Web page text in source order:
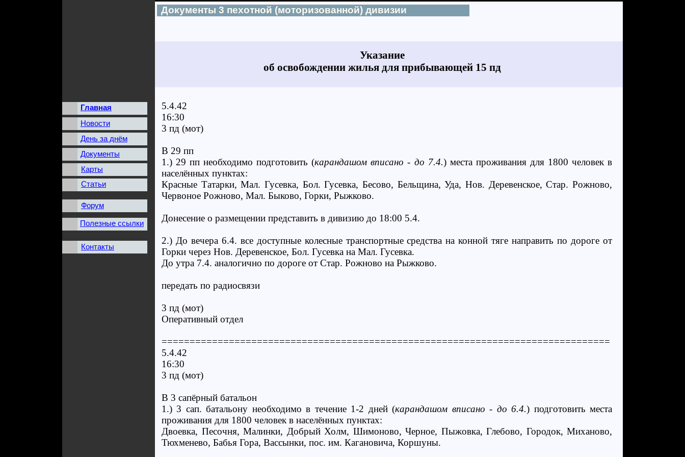
Главная
Новости
День за днём
Документы
Карты
Статьи
Форум
Полезные ссылки
Контакты
Документы 3 пехотной (моторизованной) дивизии
Указание
об освобождении жилья для прибывающей 15 пд
5.4.42
16:30
3 пд (мот)
В 29 пп
1.) 29 пп необходимо подготовить (карандашом вписано - до 7.4.) места проживания для 1800 человек в
населённых пунктах:
Красные Татарки, Мал. Гусевка, Бол. Гусевка, Бесово, Бельщина, Уда, Нов. Деревенское, Стар. Рожново,
Червоное Рожново, Мал. Быково, Горки, Рыжково.
Донесение о размещении представить в дивизию до 18:00 5.4.
2.) До вечера 6.4. все доступные колесные транспортные средства на конной тяге направить по дороге от
Горки через Нов. Деревенское, Бол. Гусевка на Мал. Гусевка.
До утра 7.4. аналогично по дороге от Стар. Рожново на Рыжково.
передать по радиосвязи
3 пд (мот)
Оперативный отдел
================================================================================
5.4.42
16:30
3 пд (мот)
В 3 сапёрный батальон
1.) 3 сап. батальону необходимо в течение 1-2 дней (карандашом вписано - до 6.4.) подготовить места
проживания для 1800 человек в населённых пунктах:
Двоевка, Песочня, Малинки, Добрый Холм, Шимоново, Черное, Пыжовка, Глебово, Городок, Миханово,
Тюхменево, Бабья Гора, Вассынки, пос. им. Кагановича, Коршуны.